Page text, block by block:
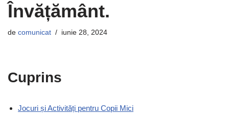
Învățământ.
de comunicat iunie 28, 2024
Cuprins
Jocuri și Activități pentru Copii Mici